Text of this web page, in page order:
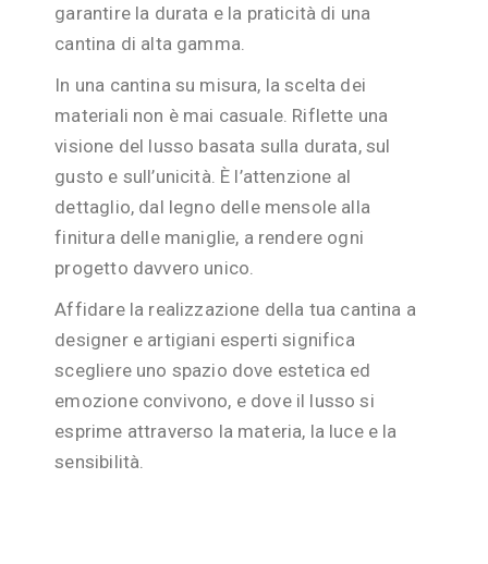
garantire la durata e la praticità di una
cantina di alta gamma.
In una cantina su misura, la scelta dei
materiali non è mai casuale. Riflette una
visione del lusso basata sulla durata, sul
gusto e sull’unicità. È l’attenzione al
dettaglio, dal legno delle mensole alla
finitura delle maniglie, a rendere ogni
progetto davvero unico.
Affidare la realizzazione della tua cantina a
designer e artigiani esperti significa
scegliere uno spazio dove estetica ed
emozione convivono, e dove il lusso si
esprime attraverso la materia, la luce e la
sensibilità.